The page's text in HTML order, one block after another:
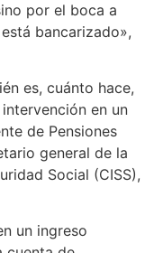
por el boca a
bancarizado»,
es, cuánto hace,
en un
de Pensiones
general de la
Social (CISS),
un ingreso